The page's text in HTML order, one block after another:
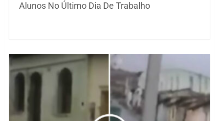
Alunos No Último Dia De Trabalho